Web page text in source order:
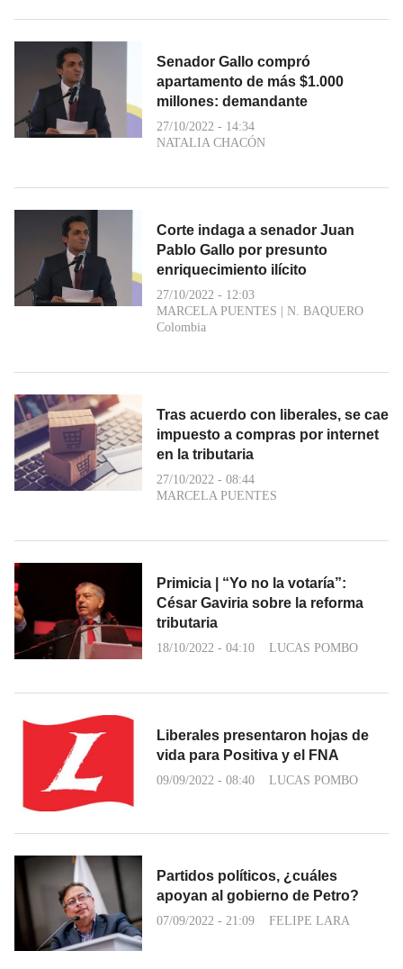
Senador Gallo compró
apartamento de más $1.000
millones: demandante
27/10/2022 - 14:34
NATALIA CHACÓN
Corte indaga a senador Juan
Pablo Gallo por presunto
enriquecimiento ilícito
27/10/2022 - 12:03
MARCELA PUENTES
N. BAQUERO
Colombia
Tras acuerdo con liberales, se cae
impuesto a compras por internet
en la tributaria
27/10/2022 - 08:44
MARCELA PUENTES
Primicia | “Yo no la votaría”:
César Gaviria sobre la reforma
tributaria
18/10/2022 - 04:10 LUCAS POMBO
Liberales presentaron hojas de
vida para Positiva y el FNA
09/09/2022 - 08:40 LUCAS POMBO
Partidos políticos, ¿cuáles
apoyan al gobierno de Petro?
07/09/2022 - 21:09 FELIPE LARA